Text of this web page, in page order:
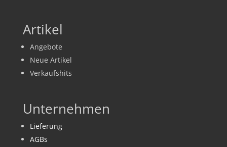
Artikel
Angebote
Neue Artikel
Verkaufshits
Unternehmen
Lieferung
AGBs